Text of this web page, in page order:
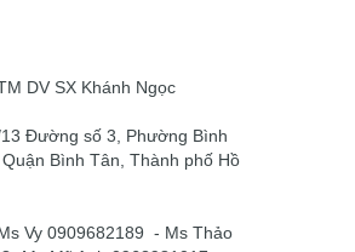
DV SX Khánh Ngọc
Đường số 3, Phường Bình
Bình Tân, Thành phố Hồ
Vy 0909682189 - Ms Thảo